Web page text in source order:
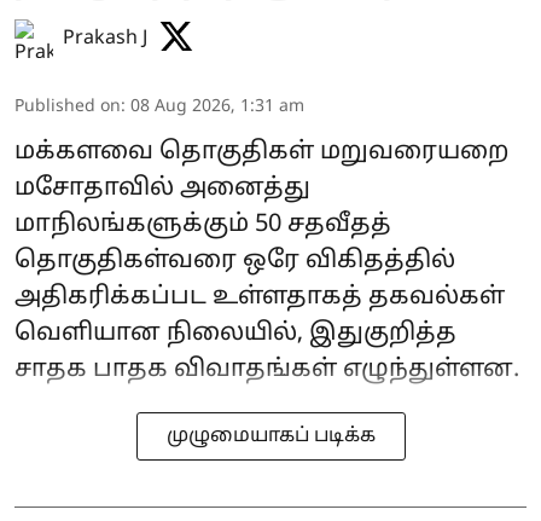
Prakash J
Published on: 08 Aug 2026, 1:31 am
மக்களவை தொகுதிகள் மறுவரையறை
மசோதாவில் அனைத்து
மாநிலங்களுக்கும் 50 சதவீதத்
தொகுதிகள்வரை ஒரே விகிதத்தில்
அதிகரிக்கப்பட உள்ளதாகத் தகவல்கள்
வெளியான நிலையில், இதுகுறித்த
சாதக பாதக விவாதங்கள் எழுந்துள்ளன.
முழுமையாகப் படிக்க